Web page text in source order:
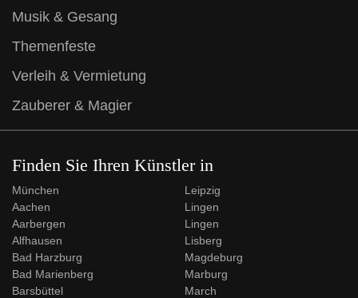
Musik & Gesang
Themenfeste
Verleih & Vermietung
Zauberer & Magier
Finden Sie Ihren Künstler in
München
Aachen
Aarbergen
Alfhausen
Bad Harzburg
Bad Marienberg
Barsbüttel
Leipzig
Lingen
Lingen
Lisberg
Magdeburg
Marburg
March